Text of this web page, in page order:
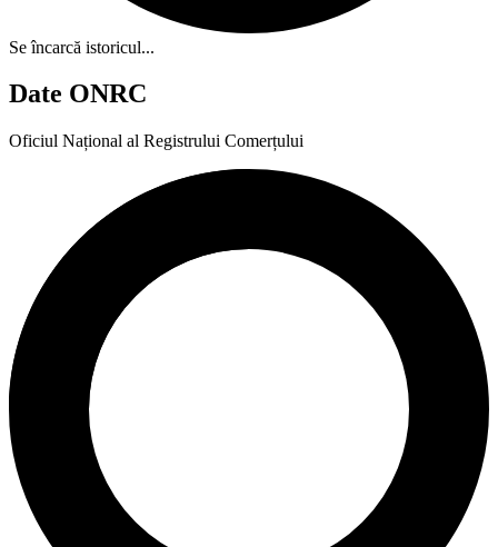
Se încarcă istoricul...
Date ONRC
Oficiul Național al Registrului Comerțului